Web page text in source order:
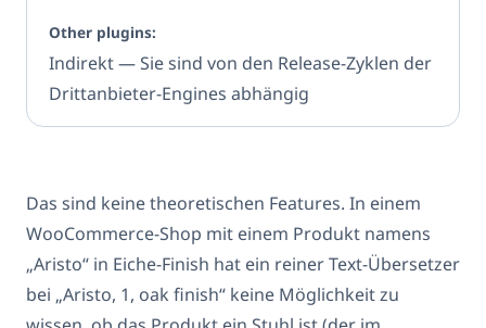
Indirekt — Sie sind von den Release-Zyklen der
Drittanbieter-Engines abhängig
Das sind keine theoretischen Features. In einem
WooCommerce-Shop mit einem Produkt namens
„Aristo“ in Eiche-Finish hat ein reiner Text-Übersetzer
bei „Aristo, 1, oak finish“ keine Möglichkeit zu